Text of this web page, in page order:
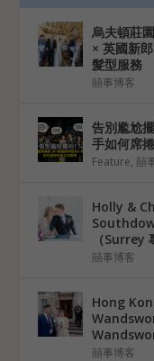
烏夫頓莊
× 英國新
髮型服務
囍事博客
告別尷尬
手如何席
Feature, 囍
Holly &
（Surrey
囍事博客
Hong
囍事博客